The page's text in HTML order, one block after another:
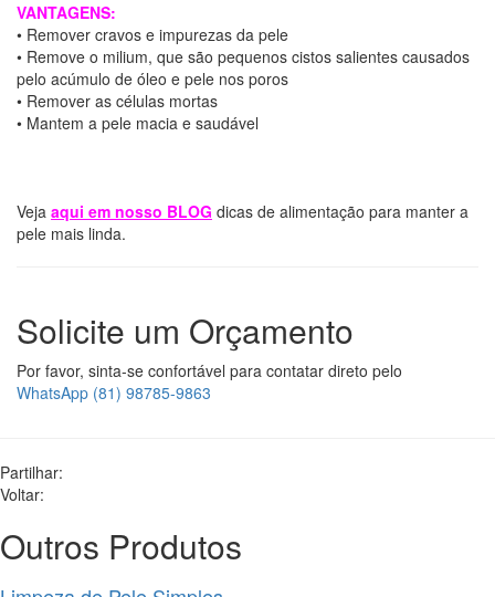
VANTAGENS:
• Remover cravos e impurezas da pele
• Remove o milium, que são pequenos cistos salientes causados
pelo acúmulo de óleo e pele nos poros
• Remover as células mortas
• Mantem a pele macia e saudável
Veja aqui em nosso BLOG dicas de alimentação para manter a
pele mais linda.
Solicite um Orçamento
Por favor, sinta-se confortável para contatar direto pelo
WhatsApp (81) 98785-9863
Partilhar:
Voltar:
Outros Produtos